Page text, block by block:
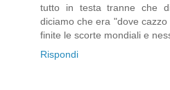
tutto in testa tranne che
diciamo che era "dove
finite le scorte mondiali e
Rispondi